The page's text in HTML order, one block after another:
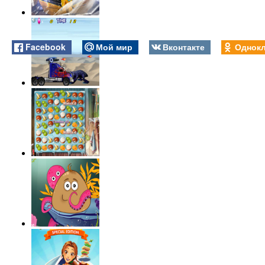
Facebook Мой мир Вконтакте